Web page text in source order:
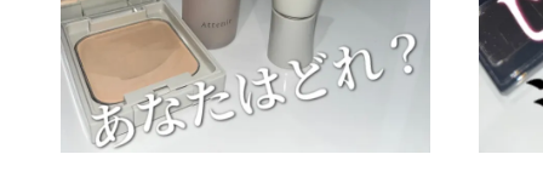
メイクアップ